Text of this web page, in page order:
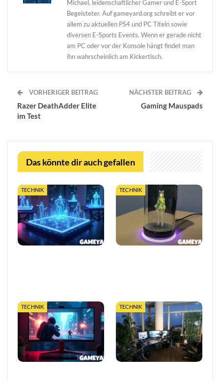
Michael, leidenschaftlicher Gamer und E-Sport
Begeisteter. Auf gameyard.org schreibt er vor
allem zu aktuellen PS4 und PC Titeln sowie
diversen E-Sports Events. Wenn er gerade nicht
am PC oder vor der Konsole hängt findet man
ihn wahrscheinlich am Kickertisch.
VORHERIGER BEITRAG
Razer DeathAdder Elite
im Test
NÄCHSTER BEITRAG
Gaming Mauspads
Das könnte dir auch gefallen
TECHNIK TECHNIK
TECHNIK TECHNIK